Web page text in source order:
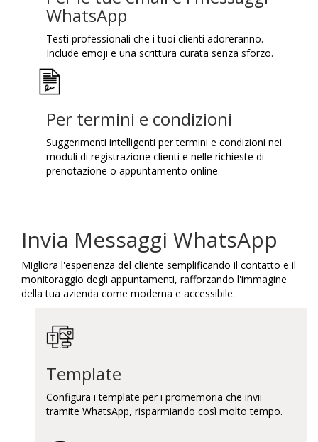
WhatsApp
Testi professionali che i tuoi clienti adoreranno.
Include emoji e una scrittura curata senza sforzo.
Per termini e condizioni
Suggerimenti intelligenti per termini e condizioni nei
moduli di registrazione clienti e nelle richieste di
prenotazione o appuntamento online.
Invia Messaggi WhatsApp
Migliora l'esperienza del cliente semplificando il contatto e il
monitoraggio degli appuntamenti, rafforzando l'immagine
della tua azienda come moderna e accessibile.
Template
Configura i template per i promemoria che invii
tramite WhatsApp, risparmiando così molto tempo.